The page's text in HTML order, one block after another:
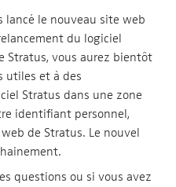
lancé le nouveau site web
du logiciel
Stratus, vous aurez bientôt
utiles et à des
Stratus dans une zone
identifiant personnel,
de Stratus. Le nouvel
questions ou si vous avez